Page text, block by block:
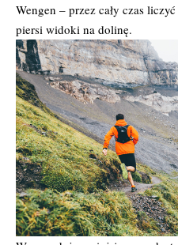
Wengen – przez cały czas
piersi widoki na dolinę.